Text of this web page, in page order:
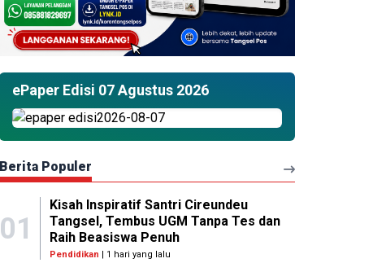
ePaper Edisi 07 Agustus 2026
Berita Populer
01
Kisah Inspiratif Santri Cireundeu
Tangsel, Tembus UGM Tanpa Tes dan
Raih Beasiswa Penuh
Pendidikan | 1 hari yang lalu